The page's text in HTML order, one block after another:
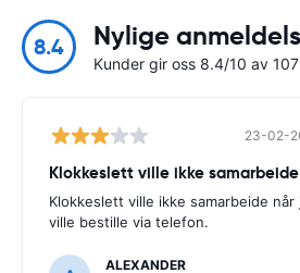
8.4 Nylige
Kunder gir oss 8.4/10 av
23-02-
Klokkeslett ville ikke samarbeide når
ville bestille via telefon.
ALEXANDER